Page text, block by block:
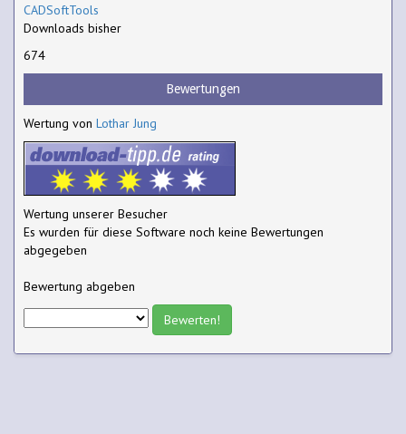
CADSoftTools
Downloads bisher
674
Bewertungen
Wertung von Lothar Jung
Wertung unserer Besucher
Es wurden für diese Software noch keine Bewertungen
abgegeben
Bewertung abgeben